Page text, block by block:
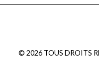
© 2026TOUS DROITS